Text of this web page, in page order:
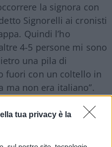
tua privacy è la
la signora con
Signorelli ai cronisti
Quindi l’ho
4-5 persone mi sono
una pila di
fuori con un coltello in
ma non era italiano”.